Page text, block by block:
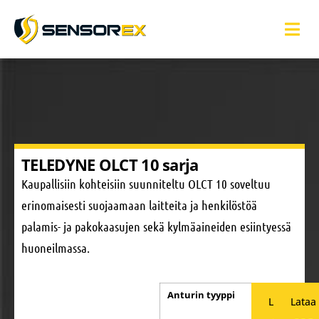
TELEDYNE OLCT 10 sarja
Kaupallisiin kohteisiin suunniteltu OLCT 10 soveltuu
erinomaisesti suojaamaan laitteita ja henkilöstöä
palamis- ja pakokaasujen sekä kylmäaineiden esiintyessä
huoneilmassa.
Anturin tyyppi
LataaLataa